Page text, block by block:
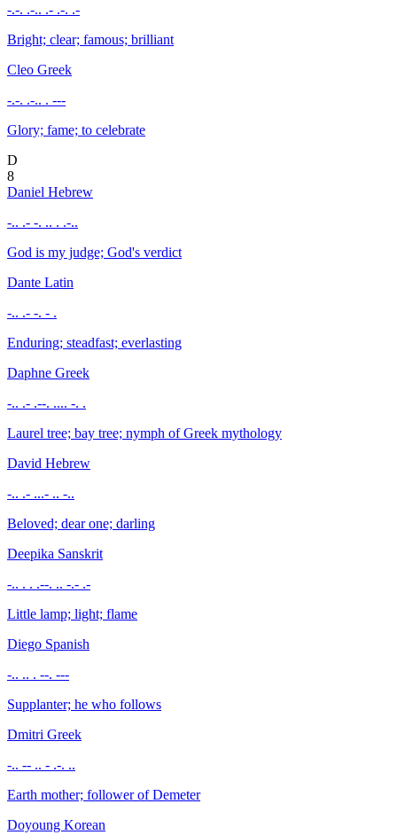
-.-. .-.. .- .-. .-
Bright; clear; famous; brilliant
Cleo Greek
-.-. .-.. . ---
Glory; fame; to celebrate
D
8
Daniel Hebrew
-.. .- -. .. . .-..
God is my judge; God's verdict
Dante Latin
-.. .- -. - .
Enduring; steadfast; everlasting
Daphne Greek
-.. .- .--. .... -. .
Laurel tree; bay tree; nymph of Greek mythology
David Hebrew
-.. .- ...- .. -..
Beloved; dear one; darling
Deepika Sanskrit
-.. . . .--. .. -.- .-
Little lamp; light; flame
Diego Spanish
-.. .. . --. ---
Supplanter; he who follows
Dmitri Greek
-.. -- .. - .-. ..
Earth mother; follower of Demeter
Doyoung Korean